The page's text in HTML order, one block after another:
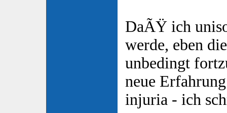
DaÃŸ ich
werde, eben
unbedingt
neue
injuria - ich